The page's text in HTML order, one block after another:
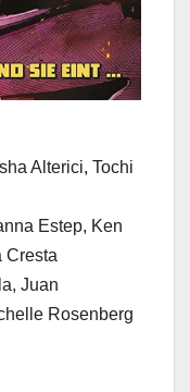
Alterici, Tochi
Estep, Ken
Cresta
Juan
Rosenberg